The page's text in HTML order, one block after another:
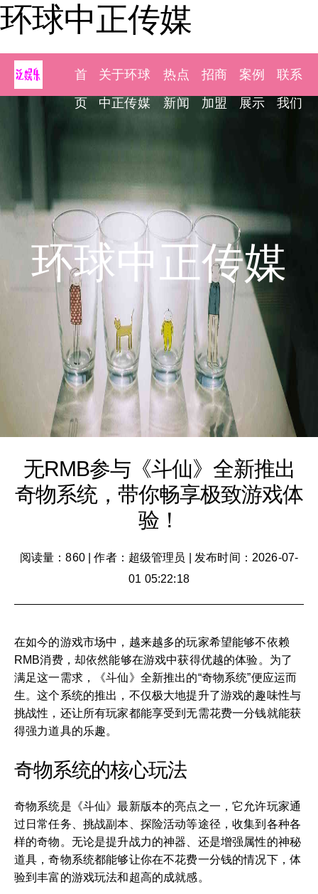
环球中正传媒
首
页
关于环球
中正传媒
热点
新闻
招商
加盟
案例
展示
联系
我们
环球中正传媒
无RMB参与《斗仙》全新推出
奇物系统，带你畅享极致游戏体
验！
阅读量：860|作者：超级管理员
发布时间：2026-07-
01 05:22:18
在如今的游戏市场中，越来越多的玩家希望能够不依赖
RMB消费，却依然能够在游戏中获得优越的体验。为了
满足这一需求，《斗仙》全新推出的“奇物系统”便应运而
生。这个系统的推出，不仅极大地提升了游戏的趣味性与
挑战性，还让所有玩家都能享受到无需花费一分钱就能获
得强力道具的乐趣。
奇物系统的核心玩法
奇物系统是《斗仙》最新版本的亮点之一，它允许玩家通
过日常任务、挑战副本、探险活动等途径，收集到各种各
样的奇物。无论是提升战力的神器、还是增强属性的神秘
道具，奇物系统都能够让你在不花费一分钱的情况下，体
验到丰富的游戏玩法和超高的成就感。